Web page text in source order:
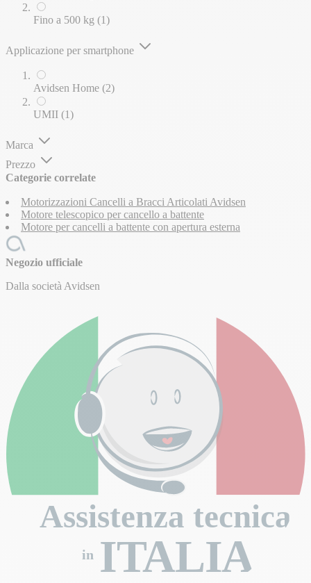
Fino a 500 kg (1)elemento
Applicazione per smartphone
Avidsen Home (2)elementi
UMII (1)elemento
Marca
Prezzo
Categorie correlate
Motorizzazioni Cancelli a Bracci Articolati Avidsen
Motore telescopico per cancello a battente
Motore per cancelli a battente con apertura esterna
Negozio ufficiale
Dalla società Avidsen
Assistenza tecnica
ITALIA
in